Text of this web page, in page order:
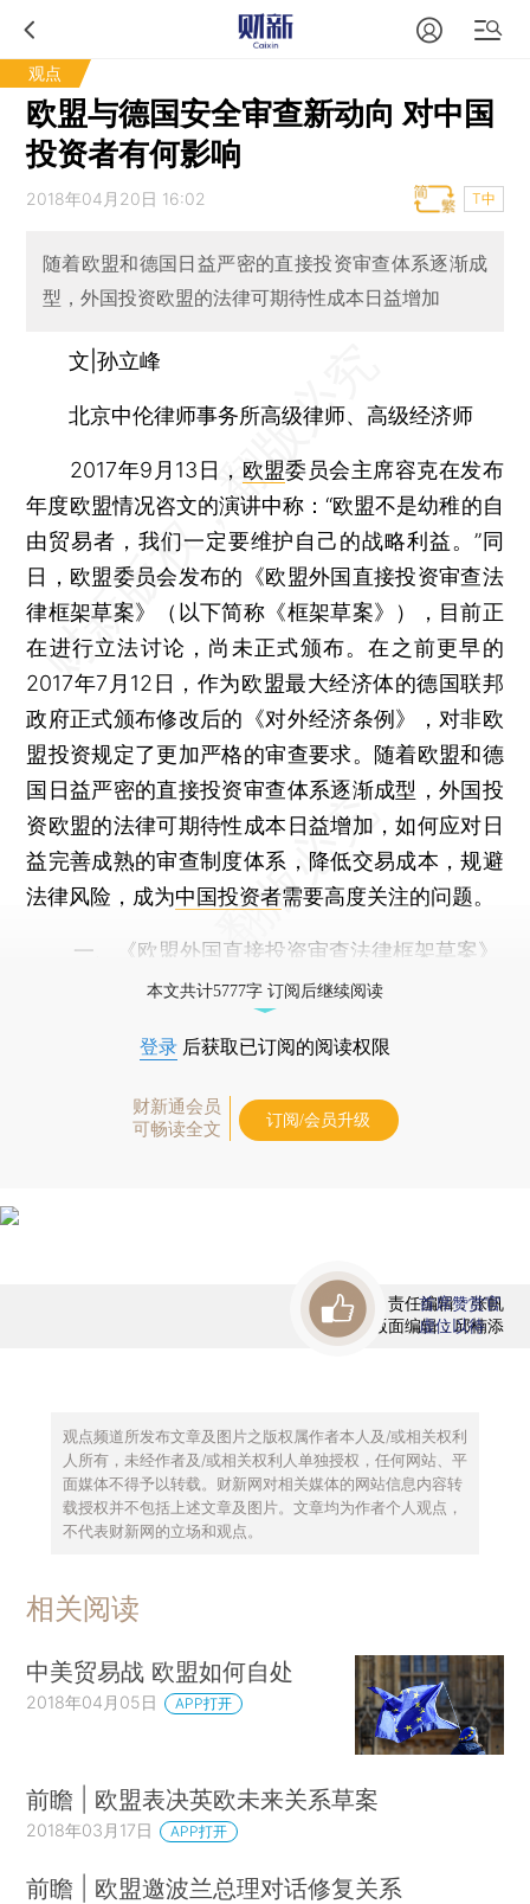
观点
欧盟与德国安全审查新动向 对中国
投资者有何影响
2018年04月20日 16:02 T中
随着欧盟和德国日益严密的直接投资审查体系逐渐成
型，外国投资欧盟的法律可期待性成本日益增加
文|孙立峰
北京中伦律师事务所高级律师、高级经济师
2017年9月13日， 欧盟委员会主席容克在发布
年度欧盟情况咨文的演讲中称：“欧盟不是幼稚的自
由贸易者，我们一定要维护自己的战略利益。”同
日，欧盟委员会发布的《欧盟外国直接投资审查法
律框架草案》（以下简称《框架草案》），目前正
在进行立法讨论，尚未正式颁布。在之前更早的
2017年7月12日，作为欧盟最大经济体的德国联邦
政府正式颁布修改后的《对外经济条例》，对非欧
盟投资规定了更加严格的审查要求。随着欧盟和德
国日益严密的直接投资审查体系逐渐成型，外国投
资欧盟的法律可期待性成本日益增加，如何应对日
益完善成熟的审查制度体系，降低交易成本，规避
法律风险，成为中国投资者需要高度关注的问题。
一、《欧盟外国直接投资审查法律框架草案》
本文共计5777字 订阅后继续阅读
登录 后获取已订阅的阅读权限
财新通会员
可畅读全文
订阅/会员升级
责任编辑：张帆
版面编辑：邱楠添
首席赞赏官
虚位以待
观点频道所发布文章及图片之版权属作者本人及/或相关权利
人所有，未经作者及/或相关权利人单独授权，任何网站、平
面媒体不得予以转载。财新网对相关媒体的网站信息内容转
载授权并不包括上述文章及图片。文章均为作者个人观点，
不代表财新网的立场和观点。
相关阅读
中美贸易战 欧盟如何自处
2018年04月05日 APP打开
前瞻 | 欧盟表决英欧未来关系草案
2018年03月17日 APP打开
前瞻 | 欧盟邀波兰总理对话修复关系